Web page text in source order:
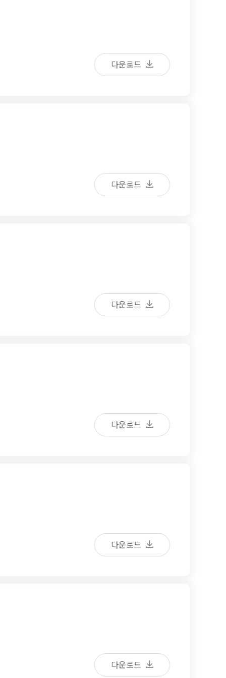
다운로드
다운로드
다운로드
다운로드
다운로드
다운로드